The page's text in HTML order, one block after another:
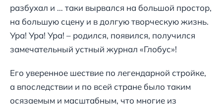
разбухал и … таки вырвался на большой простор,
на большую сцену и в долгую творческую жизнь.
Ура! Ура! Ура! – родился, появился, получился
замечательный устный журнал «Глобус»!
Его уверенное шествие по легендарной стройке,
а впоследствии и по всей стране было таким
осязаемым и масштабным, что многие из